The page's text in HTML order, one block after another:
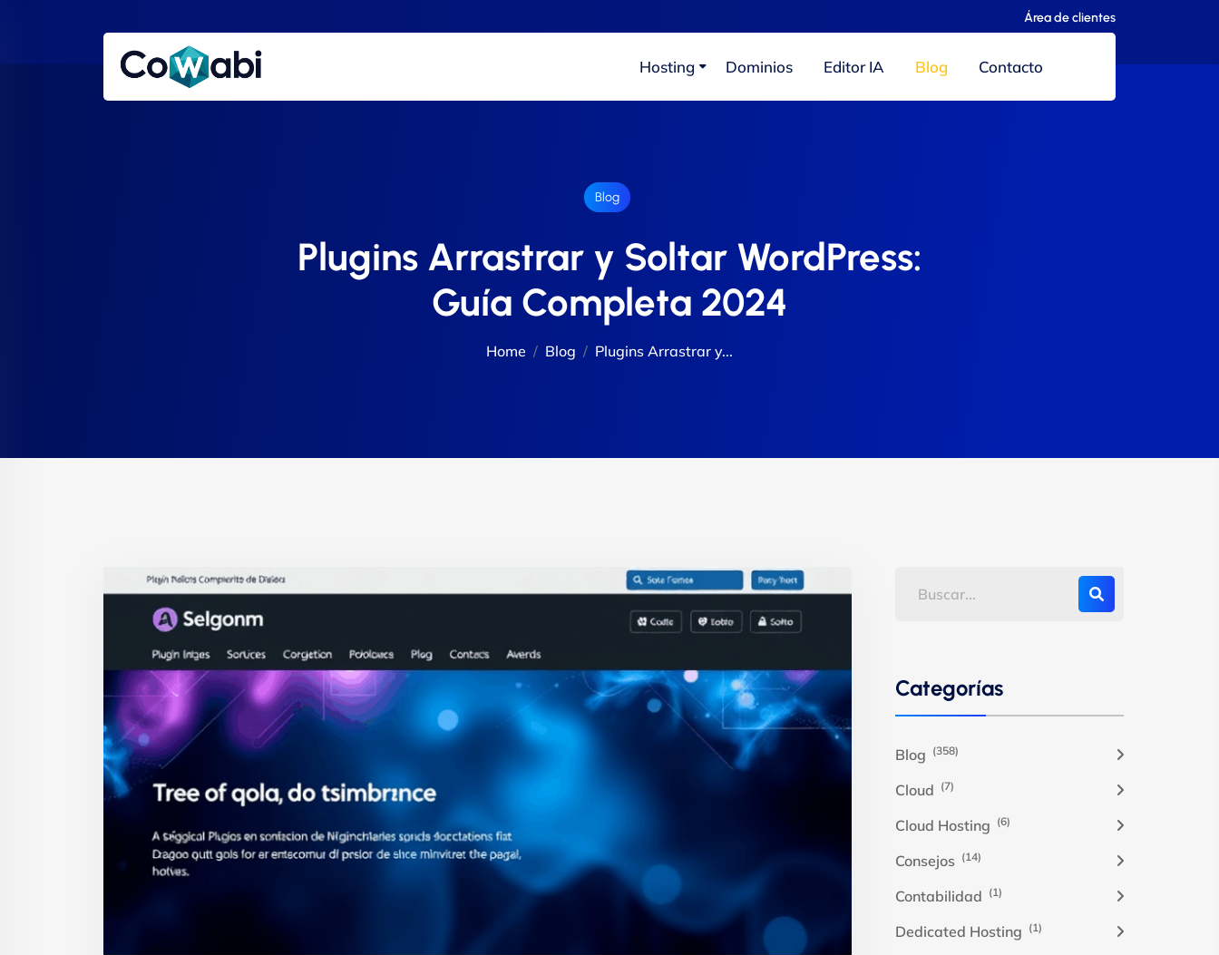
Área de clientes
Hosting Dominios Editor IA Blog Contacto
Blog
Plugins Arrastrar y Soltar WordPress:
Guía Completa 2024
Home Blog Plugins Arrastrar y...
Categorías
Blog (358)
Cloud (7)
Cloud Hosting (6)
Consejos (14)
Contabilidad (1)
Dedicated Hosting (1)